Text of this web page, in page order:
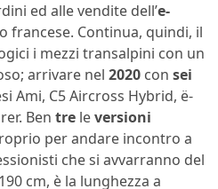
ed alle vendite dell’e-
francese. Continua, quindi, il
i mezzi transalpini con un
arrivare nel 2020 con sei
Ami, C5 Aircross Hybrid, ë-
Ben tre leversioni
per andare incontro a
che si avvarranno del
cm, è la lunghezza a